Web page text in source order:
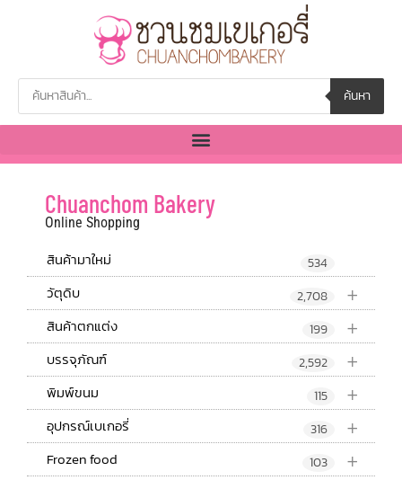
ค้นหา
Chuanchom Bakery
Online Shopping
สินค้ามาใหม่ 534
+
วัตุดิบ 2,708
+
สินค้าตกแต่ง 199
+
บรรจุภัณฑ์ 2,592
+
พิมพ์ขนม 115
+
อุปกรณ์เบเกอรี่ 316
+
Frozen food 103